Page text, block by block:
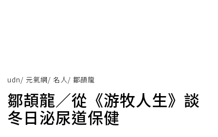
udn/ 元氣網/ 名人/ 鄒頡龍
鄒頡龍／從《游牧人生》談
冬日泌尿道保健